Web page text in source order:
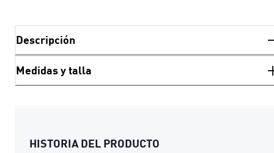
Descripción
Medidas y talla
HISTORIA DEL PRODUCTO